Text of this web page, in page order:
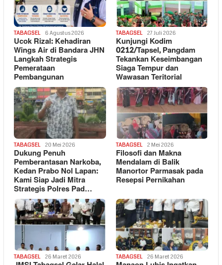
TABAGSEL 6 Agustus 2026
Ucok Rizal: Kehadiran
Wings Air di Bandara JHN
Langkah Strategis
Pemerataan
Pembangunan
TABAGSEL 27 Juli 2026
Kunjungi Kodim
0212/Tapsel, Pangdam
Tekankan Keseimbangan
Siaga Tempur dan
Wawasan Teritorial
TABAGSEL 20 Mei 2026
Dukung Penuh
Pemberantasan Narkoba,
Kedan Prabo Nol Lapan:
Kami Siap Jadi Mitra
Strategis Polres Pad…
TABAGSEL 2 Mei 2026
Filosofi dan Makna
Mendalam di Balik
Manortor Parmasak pada
Resepsi Pernikahan
TABAGSEL 26 Maret 2026 TABAGSEL 26 Maret 2026